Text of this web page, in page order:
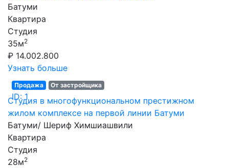
Батуми
Квартира
Студия
35м2
₽ 14.002.800
Узнать больше
Продажа От застройщика
ID: 1
Студия в многофункциональном престижном
жилом комплексе на первой линии Батуми
Батуми/ Шериф Химшиашвили
Квартира
Студия
28м2